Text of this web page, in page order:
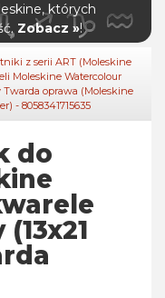
których
Zobacz »!
z serii ART (Moleskine
Moleskine Watercolour
Twarda oprawa (Moleskine
- 8058341715635
do